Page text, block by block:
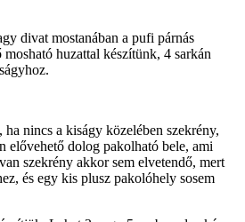
divat mostanában a pufi párnás
huzattal készítünk, 4 sarkán
nincs a kiságy közelében szekrény,
elővehető dolog pakolható bele, ami
szekrény akkor sem elvetendő, mert
és egy kis plusz pakolóhely sosem